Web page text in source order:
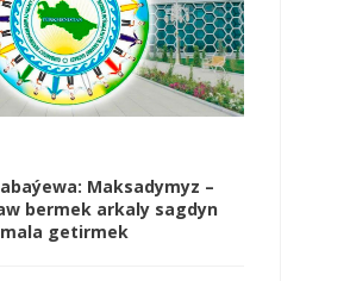
Maksadymyz –
bermek arkaly sagdyn
getirmek